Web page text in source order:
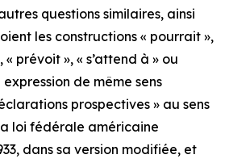
questions similaires, ainsi
les constructions « pourrait »,
prévoit », « s’attend à » ou
de même sens
prospectives » au sens
loi fédérale américaine
dans sa version modifiée, et